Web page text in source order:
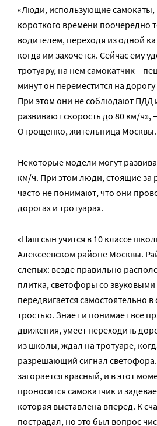
«Люди, использующие самокаты,
короткого времени поочередно
водителем, переходя из одной
когда им захочется. Сейчас ему
тротуару, на нем самокатчик –
минут он переместится на
При этом они не соблюдают ПДД
развивают скорость до 80 км/ч»,
Отрощенко, жительница Москвы.
Некоторые модели могут
км/ч. При этом люди, стоящие за
часто не понимают, что они
дорогах и тротуарах.
«Наш сын учится в 10 классе
Алексеевском районе Москвы.
слепых: везде правильно
плитка, светофоры со
передвигается самостоятельно в
тростью. Знает и понимает все
движения, умеет переходить
из школы, ждал на тротуаре,
разрешающий сигнал
загорается красный, и в этот
проносится самокатчик и
которая выставлена вперед. К
пострадал, но это был вопрос